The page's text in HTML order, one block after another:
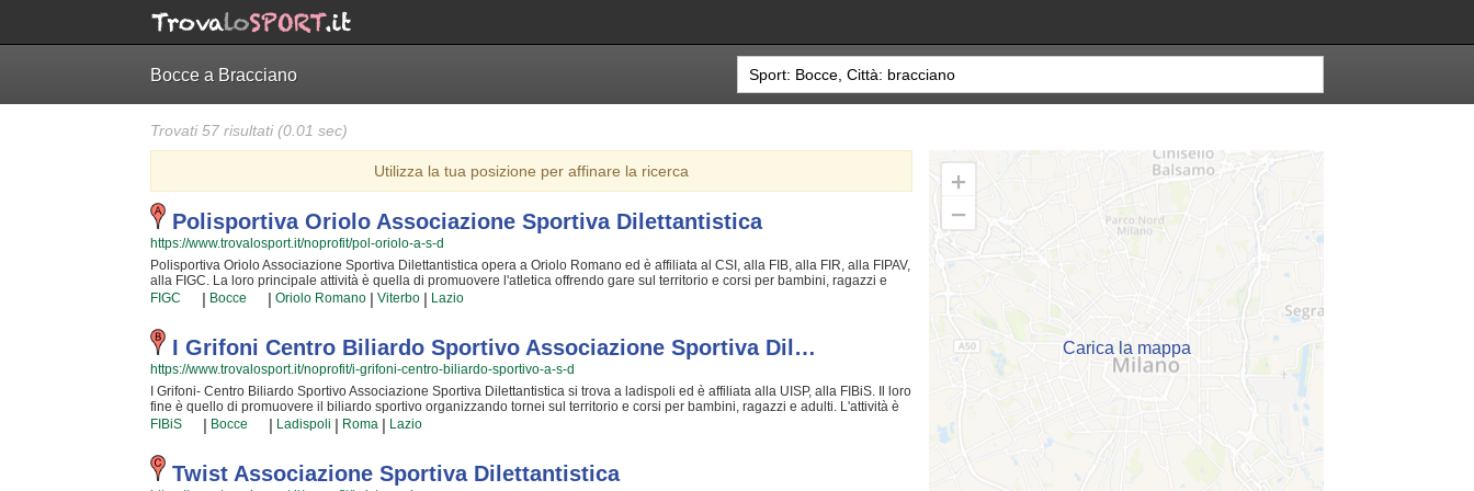
Bocce a Bracciano
Trovati 57 risultati (0.01 sec)
Utilizza la tua posizione per affinare la ricerca
Polisportiva Oriolo Associazione Sportiva Dilettantistica
https://www.trovalosport.it/noprofit/pol-oriolo-a-s-d
Polisportiva Oriolo Associazione Sportiva Dilettantistica opera a Oriolo Romano ed è affiliata al CSI, alla FIB, alla FIR, alla FIPAV,
alla FIGC. La loro principale attività è quella di promuovere l'atletica offrendo gare sul territorio e corsi per bambini, ragazzi e
adulti. L'attività è incentrata sia sullo sviluppo delle capacità motorie e fisiche degli atleti sia sulla creazione di quelle qualità
personali che si acquisiscono quotidianamente affrontando sfide complesse. Proprio per questo motivo gli allenatori sono tra i
più preparati della provincia e sono in grado di trasmettere quelle qualità in cui Polisportiva Oriolo Associazione Sportiva
Dilettantistica crede fin dalla sua genesi. La passione, i sacrifici e la continua ricerca della chiave per crescere e superare i
propri limiti personali rendono l'atletica uno sport unico e da cui si viene immediatamente stupiti. Polisportiva Oriolo
Associazione Sportiva Dilettantistica è una grande famiglia in cui potrai trovare nuovi amici con cui allenarti, istruttori qualificati e
un ambiente ideale. Se vuoi iscriverti o semplicemente informarti sui loro corsi puoi andare in sede o inviare un messaggio
cliccando sul bottone "Contattaci" presente nella pagina.
FIGC | Bocce | Oriolo Romano | Viterbo | Lazio
I Grifoni Centro Biliardo Sportivo Associazione Sportiva Dil…
https://www.trovalosport.it/noprofit/i-grifoni-centro-biliardo-sportivo-a-s-d
I Grifoni- Centro Biliardo Sportivo Associazione Sportiva Dilettantistica si trova a ladispoli ed è affiliata alla UISP, alla FIBiS. Il loro
fine è quello di promuovere il biliardo sportivo organizzando tornei sul territorio e corsi per bambini, ragazzi e adulti. L'attività è
incentrata sia sul miglioramento delle capacità motorie e fisiche degli atleti sia sulla formazione di quelle qualità personali che si
acquisiscono quotidianamente affrontando sfide difficili. Proprio per questo motivo gli istruttori sono tra i migliori della Provincia
e sono capaci di trasmettere quei valori in cui I Grifoni- Centro Biliardo Sportivo Associazione Sportiva Dilettantistica crede fin
dalla sua genesi. La passione, i sacrifici e la continua ricerca della chiave per migliorare e superare i propri limiti personali
rendono il biliardo sportivo uno sport unico e da cui si viene immediatamente rapiti. I Grifoni- Centro Biliardo Sportivo
FIBiS | Bocce | Ladispoli | Roma | Lazio
Twist Associazione Sportiva Dilettantistica
Carica la mappa